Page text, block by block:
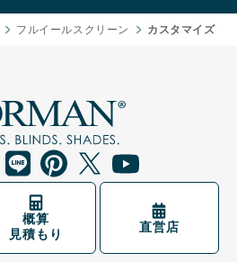
フルイールスクリーン カスタマイズ
概算
見積もり
直営店